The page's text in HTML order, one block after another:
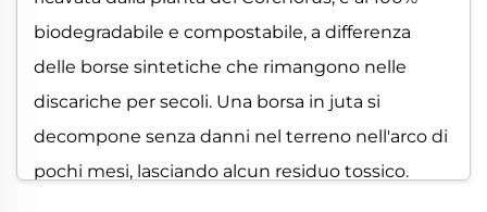
biodegradabile e compostabile, a differenza
delle borse sintetiche che rimangono nelle
discariche per secoli. Una borsa in juta si
decompone senza danni nel terreno nell'arco di
pochi mesi, lasciando alcun residuo tossico.